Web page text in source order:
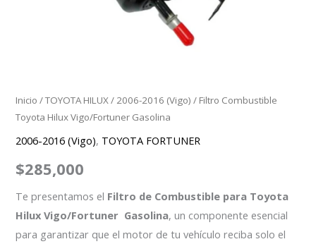
Inicio /TOYOTA HILUX/ 2006-2016 (Vigo) / Filtro Combustible
Toyota Hilux Vigo/Fortuner Gasolina
2006-2016 (Vigo), TOYOTA FORTUNER
$285,000
Te presentamos el Filtro de Combustible para Toyota
Hilux Vigo/Fortuner Gasolina, un componente esencial
para garantizar que el motor de tu vehículo reciba solo el